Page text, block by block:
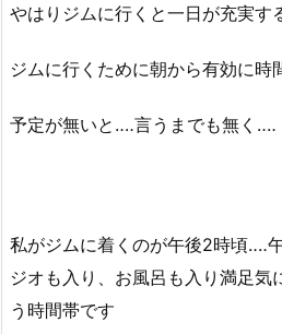
やはりジムに行くと一日が充実す
ジムに行くために朝から有効に時
予定が無いと‥‥言うまでも無く
私がジムに着くのが午後2時頃‥‥
ジオも入り、お風呂も入り満足気
う時間帯です